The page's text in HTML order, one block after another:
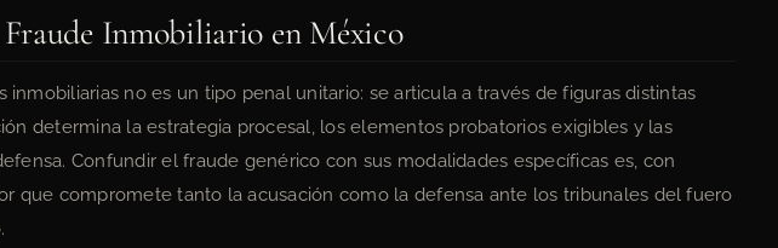
Inmobiliario en México
inmobiliarias no es un tipo penal unitario: se articula a través de figuras distintas
determina la estrategia procesal, los elementos probatorios exigibles y las
Confundir el fraude genérico con sus modalidades específicas es, con
que compromete tanto la acusación como la defensa ante los tribunales del fuero